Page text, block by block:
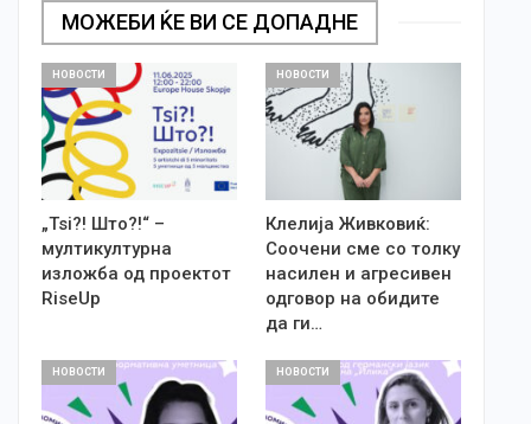
МОЖЕБИ ЌЕ ВИ СЕ ДОПАДНЕ
НОВОСТИ
„Tsi?! Што?!“ –
мултикултурна
изложба од проектот
RiseUp
НОВОСТИ
Клелија Живковиќ:
Соочени сме со толку
насилен и агресивен
одговор на обидите
да ги…
НОВОСТИ НОВОСТИ